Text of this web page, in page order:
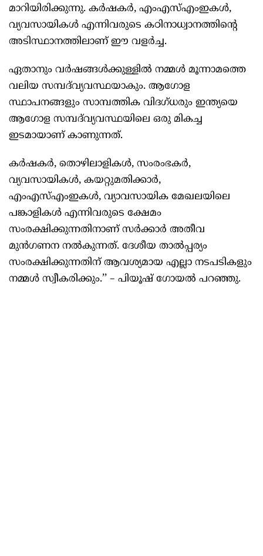
മാറിയിരിക്കുന്നു. കർഷകർ, എംഎസ്എംഇകൾ,
വ്യവസായികൾ എന്നിവരുടെ കഠിനാധ്വാനത്തിന്റെ
അടിസ്ഥാനത്തിലാണ് ഈ വളർച്ച.
ഏതാനും വർഷങ്ങൾക്കുള്ളിൽ നമ്മൾ മൂന്നാമത്തെ
വലിയ സമ്പദ്‌വ്യവസ്ഥയാകും. ആഗോള
സ്ഥാപനങ്ങളും സാമ്പത്തിക വിദഗ്ധരും ഇന്ത്യയെ
ആഗോള സമ്പദ്‌വ്യവസ്ഥയിലെ ഒരു മികച്ച
ഇടമായാണ് കാണുന്നത്.
കർഷകർ, തൊഴിലാളികൾ, സംരംഭകർ,
വ്യവസായികൾ, കയറ്റുമതിക്കാർ,
എംഎസ്എംഇകൾ, വ്യാവസായിക മേഖലയിലെ
പങ്കാളികൾ എന്നിവരുടെ ക്ഷേമം
സംരക്ഷിക്കുന്നതിനാണ് സർക്കാർ അതീവ
മുൻഗണന നൽകുന്നത്. ദേശീയ താൽപ്പര്യം
സംരക്ഷിക്കുന്നതിന് ആവശ്യമായ എല്ലാ നടപടികളും
നമ്മൾ സ്വീകരിക്കും.’’ – പിയൂഷ് ഗോയൽ പറഞ്ഞു.